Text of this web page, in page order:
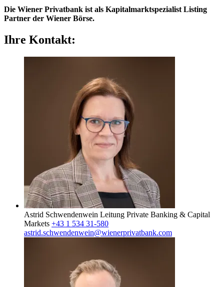
Die Wiener Privatbank ist als Kapitalmarktspezialist Listing
Partner der Wiener Börse.
Ihre Kontakt:
Astrid Schwendenwein Leitung Private Banking & Capital
Markets +43 1 534 31-580
astrid.schwendenwein@wienerprivatbank.com